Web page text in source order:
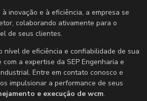
inovação e à eficiência, a empresa se
colaborando ativamente para o
de seus clientes.
nível de eficiência e confiabilidade de sua
a expertise da SEP Engenharia e
Entre em contato conosco e
impulsionar a performance de seus
e execução de wcm.